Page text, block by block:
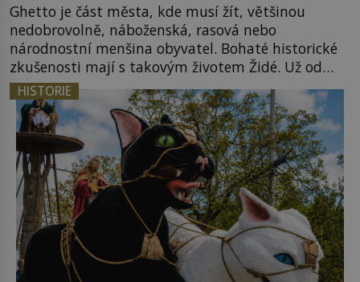
Ghetto je část města, kde musí žít, většinou
nedobrovolně, náboženská, rasová nebo
národnostní menšina obyvatel. Bohaté historické
zkušenosti mají s takovým životem Židé. Už od
středověku jsou totiž v každou chvíli nuceni v
nějakém žít. Mezi ty nejslavnější patří i římské
ghetto založené v roce 1555. Pokud jde o vztah
k Židům, nemá se Řím čím chlubit. […]
HISTORIE